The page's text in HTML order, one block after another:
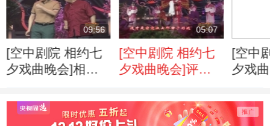
09:56
[空中剧院 相约七
夕戏曲晚会]相声
表演：李伟健 刘
洪沂 20130813
05:07
[空中剧院 相约七
夕戏曲晚会]评剧
表演：高闯 王冠
丽 20130813
[空中
夕戏
演：
朱旭